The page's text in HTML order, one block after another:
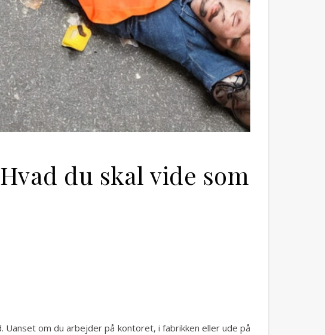
du skal vide som
om du arbejder på kontoret, i fabrikken eller ude på